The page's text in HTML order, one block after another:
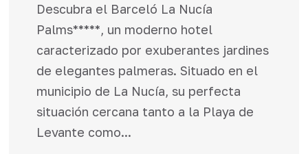
Descubra el Barceló La Nucía
Palms*****, un moderno hotel
caracterizado por exuberantes jardines
de elegantes palmeras. Situado en el
municipio de La Nucía, su perfecta
situación cercana tanto a la Playa de
Levante como...